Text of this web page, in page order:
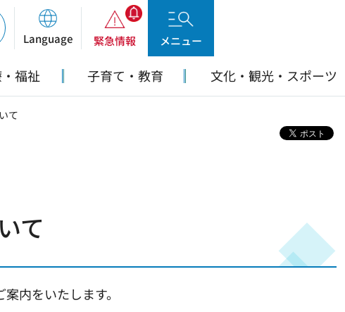
Language 緊急情報 メニュー
福祉 子育て・教育 文化・観光・スポーツ
て
て
内をいたします。